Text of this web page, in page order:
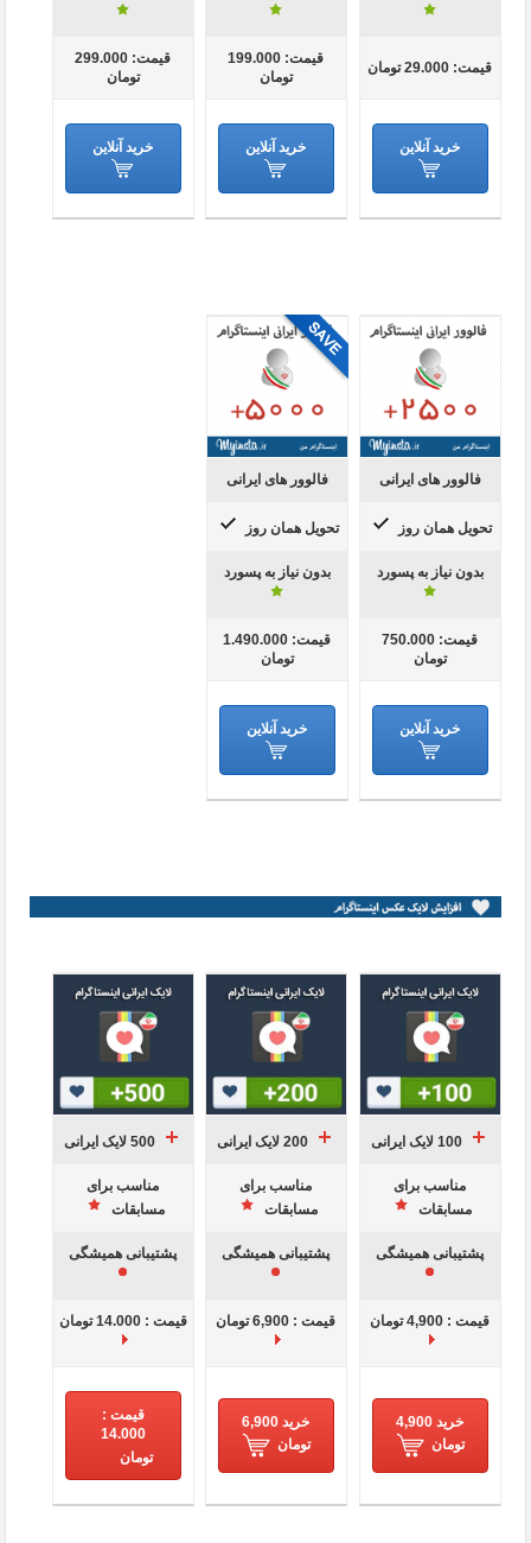
قیمت: 29.000 تومان
خرید آنلاین
قیمت: 199.000
تومان
خرید آنلاین
قیمت: 299.000
تومان
خرید آنلاین
فالوور های ایرانی
تحویل همان روز
بدون نیاز به پسورد
قیمت: 750.000
تومان
خرید آنلاین
فالوور های ایرانی
تحویل همان روز
بدون نیاز به پسورد
قیمت: 1.490.000
تومان
خرید آنلاین
مناسب برای
مسابقات
پشتیبانی همیشگی
قیمت : 4,900 تومان
خرید 4,900
تومان
مناسب برای
مسابقات
پشتیبانی همیشگی
قیمت : 6,900 تومان
خرید 6,900
تومان
مناسب برای
مسابقات
پشتیبانی همیشگی
قیمت : 14.000 تومان
قیمت :
14.000
تومان